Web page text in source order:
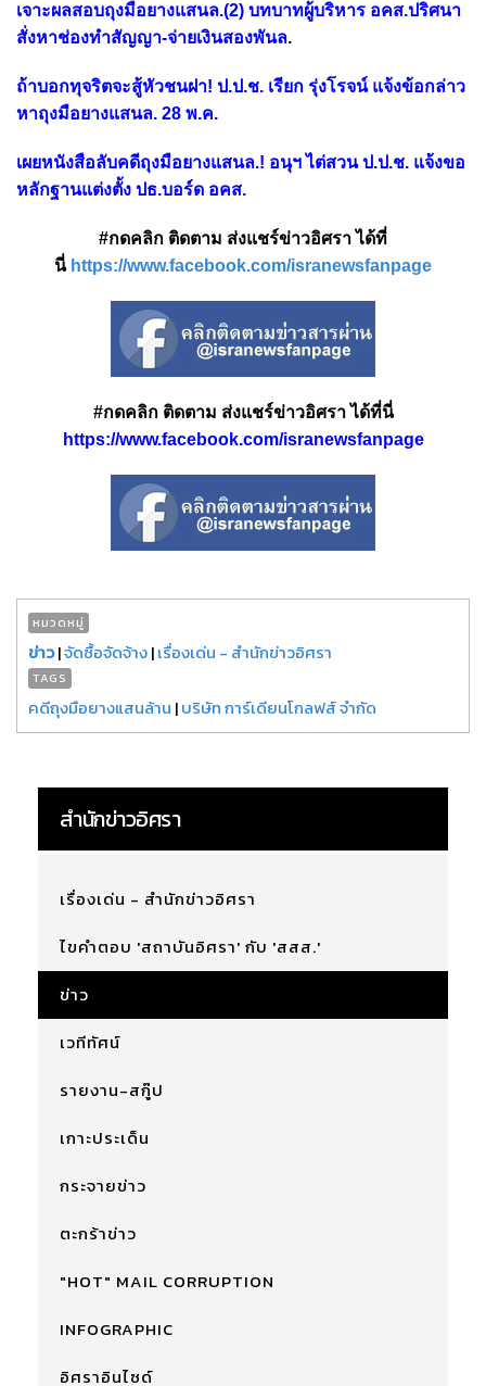
เจาะผลสอบถุงมือยางแสนล.(2) บทบาทผู้บริหาร อคส.ปริศนา
สั่งหาช่องทำสัญญา-จ่ายเงินสองพันล.
ถ้าบอกทุจริตจะสู้หัวชนฝา! ป.ป.ช. เรียก รุ่งโรจน์ แจ้งข้อกล่าว
หาถุงมือยางแสนล. 28 พ.ค.
เผยหนังสือลับคดีถุงมือยางแสนล.! อนุฯ ไต่สวน ป.ป.ช. แจ้งขอ
หลักฐานแต่งตั้ง ปธ.บอร์ด อคส.
#กดคลิก ติดตาม ส่งแชร์ข่าวอิศรา ได้ที่
นี่ https://www.facebook.com/isranewsfanpage
#กดคลิก ติดตาม ส่งแชร์ข่าวอิศรา ได้ที่นี่
https://www.facebook.com/isranewsfanpage
หมวดหมู่
ข่าว|จัดซื้อจัดจ้าง|เรื่องเด่น - สำนักข่าวอิศรา
TAGS
คดีถุงมือยางแสนล้าน |บริษัท การ์เดียนโกลฟส์ จำกัด
สำนักข่าวอิศรา
เรื่องเด่น - สำนักข่าวอิศรา
ไขคำตอบ 'สถาบันอิศรา' กับ 'สสส.'
ข่าว
เวทีทัศน์
รายงาน-สกู๊ป
เกาะประเด็น
กระจายข่าว
ตะกร้าข่าว
"HOT" MAIL CORRUPTION
INFOGRAPHIC
อิศราอินไซด์